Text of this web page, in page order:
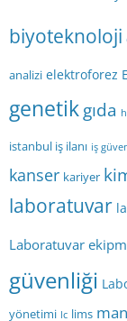
biyoteknoloji
analizi elektroforez
genetikgıda
istanbul iş ilanı iş
kanser kariyer
laboratuvar
Laboratuvar
güvenliği
yönetimi lc lims